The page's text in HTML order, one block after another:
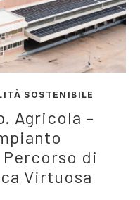
SOSTENIBILE
Agricola –
di
Virtuosa